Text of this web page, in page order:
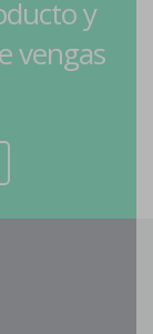
y
vengas